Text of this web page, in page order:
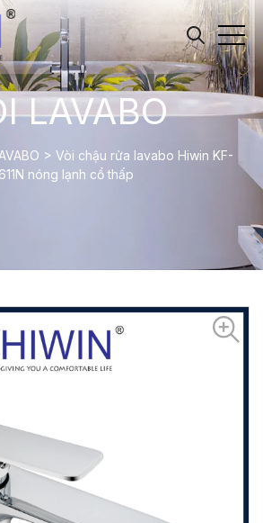
LAVABO
> Vòi chậu rửa lavabo Hiwin KF-
nóng lạnh cổ thấp